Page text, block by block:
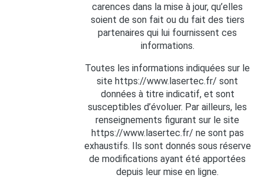
carences dans la mise à jour, qu’elles
soient de son fait ou du fait des tiers
partenaires qui lui fournissent ces
informations.
Toutes les informations indiquées sur le
site https://www.lasertec.fr/ sont
données à titre indicatif, et sont
susceptibles d’évoluer. Par ailleurs, les
renseignements figurant sur le site
https://www.lasertec.fr/ ne sont pas
exhaustifs. Ils sont donnés sous réserve
de modifications ayant été apportées
depuis leur mise en ligne.